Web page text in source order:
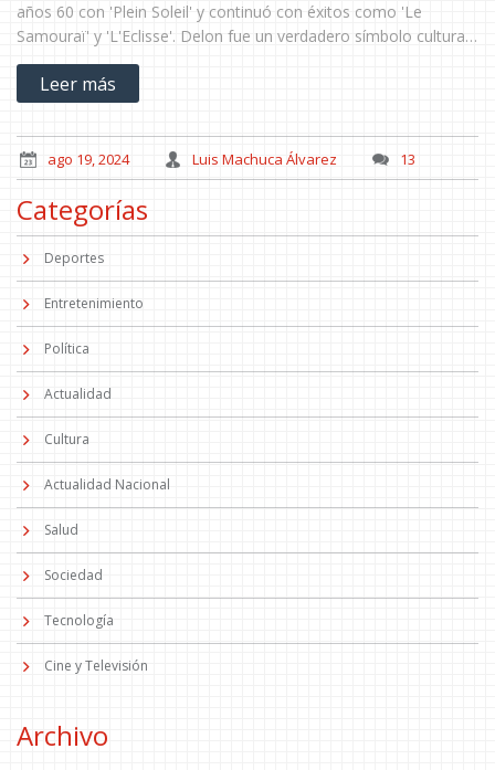
años 60 con 'Plein Soleil' y continuó con éxitos como 'Le
Samouraï' y 'L'Eclisse'. Delon fue un verdadero símbolo cultural
de las décadas de 1960 y 1970.
Leer más
ago 19, 2024 Luis Machuca Álvarez 13
Categorías
Deportes
Entretenimiento
Política
Actualidad
Cultura
Actualidad Nacional
Salud
Sociedad
Tecnología
Cine y Televisión
Archivo